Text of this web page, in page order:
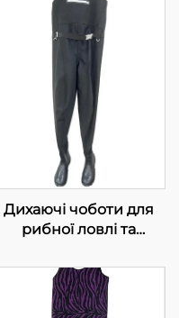
Дихаючі чоботи для
рибної ловлі та
водонепроникні, з
утеплювачем, з
відкритим носком, для